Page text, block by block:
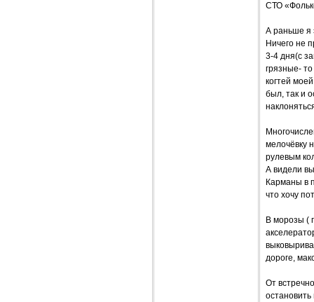
СТО
А раньше я
Ничего не
3-4 дня(с
грязные-
когтей
был, так и
мелочёвку
рулевым
А видели
Карманы в
что хочу
В морозы (
дороге,
От